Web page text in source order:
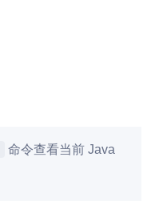
命令查看当前 Java